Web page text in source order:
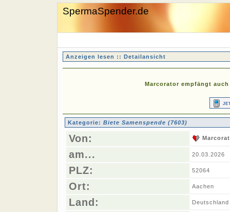
SpermaSpender.de
Anzeigen lesen :: Detailansicht
Marcorator empfängt
Kategorie: Biete Samenspende (7603)
Von:
am... 20.03.2026
PLZ: 52064
Ort: Aachen
Land: Deutschland